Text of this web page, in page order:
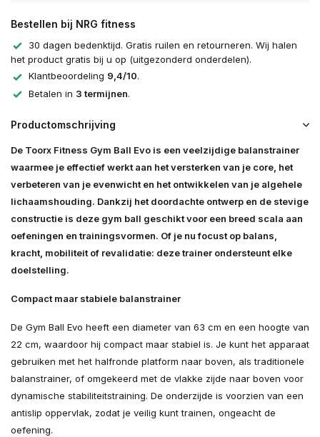
Bestellen bij NRG fitness
30 dagen bedenktijd. Gratis ruilen en retourneren. Wij halen
het product gratis bij u op (uitgezonderd onderdelen).
Klantbeoordeling 9,4/10.
Betalen in 3 termijnen.
Productomschrijving
De Toorx Fitness Gym Ball Evo is een veelzijdige balanstrainer
waarmee je effectief werkt aan het versterken van je core, het
verbeteren van je evenwicht en het ontwikkelen van je algehele
lichaamshouding. Dankzij het doordachte ontwerp en de stevige
constructie is deze gym ball geschikt voor een breed scala aan
oefeningen en trainingsvormen. Of je nu focust op balans,
kracht, mobiliteit of revalidatie: deze trainer ondersteunt elke
doelstelling.
Compact maar stabiele balanstrainer
De Gym Ball Evo heeft een diameter van 63 cm en een hoogte van
22 cm, waardoor hij compact maar stabiel is. Je kunt het apparaat
gebruiken met het halfronde platform naar boven, als traditionele
balanstrainer, of omgekeerd met de vlakke zijde naar boven voor
dynamische stabiliteitstraining. De onderzijde is voorzien van een
antislip oppervlak, zodat je veilig kunt trainen, ongeacht de
oefening.